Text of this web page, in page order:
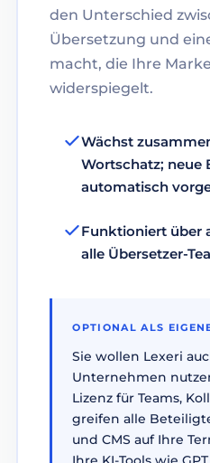
den Unterschied
Übersetzung und
macht, die Ihre
widerspiegelt.
Wächst
Wortschatz; neue
automatisch
Funktioniert über
alle Übersetzer-
OPTIONAL ALS
Sie wollen Lexeri
Unternehmen
Lizenz für Teams,
greifen alle
und CMS auf Ihre